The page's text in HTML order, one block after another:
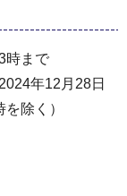
時まで
年12⽉28⽇
除く）